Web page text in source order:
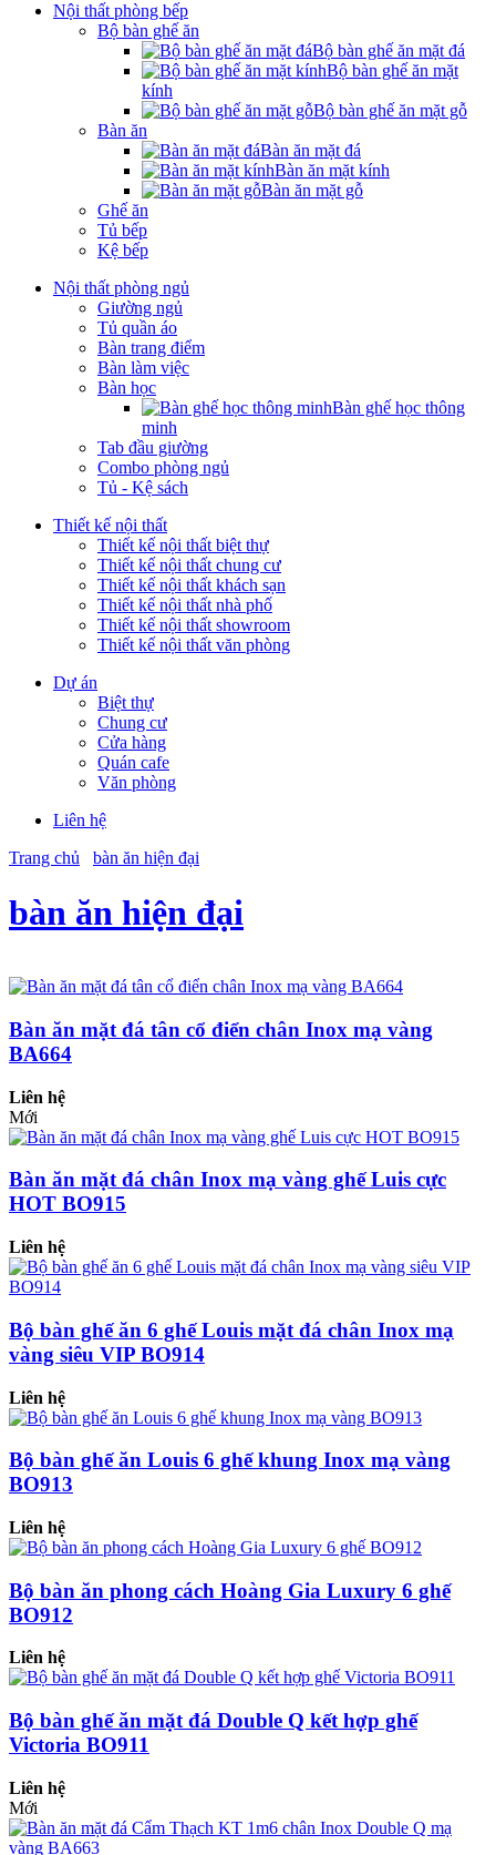
Nội thất phòng bếp
Bộ bàn ghế ăn
Bộ bàn ghế ăn mặt đá
Bộ bàn ghế ăn mặt
kính
Bộ bàn ghế ăn mặt gỗ
Bàn ăn
Bàn ăn mặt đá
Bàn ăn mặt kính
Bàn ăn mặt gỗ
Ghế ăn
Tủ bếp
Kệ bếp
Nội thất phòng ngủ
Giường ngủ
Tủ quần áo
Bàn trang điểm
Bàn làm việc
Bàn học
Bàn ghế học thông
minh
Tab đầu giường
Combo phòng ngủ
Tủ - Kệ sách
Thiết kế nội thất
Thiết kế nội thất biệt thự
Thiết kế nội thất chung cư
Thiết kế nội thất khách sạn
Thiết kế nội thất nhà phố
Thiết kế nội thất showroom
Thiết kế nội thất văn phòng
Dự án
Biệt thự
Chung cư
Cửa hàng
Quán cafe
Văn phòng
Liên hệ
Trang chủ
bàn ăn hiện đại
bàn ăn hiện đại
Bàn ăn mặt đá tân cổ điển chân Inox mạ vàng
BA664
Liên hệ
Mới
Bàn ăn mặt đá chân Inox mạ vàng ghế Luis cực
HOT BO915
Liên hệ
Bộ bàn ghế ăn 6 ghế Louis mặt đá chân Inox mạ
vàng siêu VIP BO914
Liên hệ
Bộ bàn ghế ăn Louis 6 ghế khung Inox mạ vàng
BO913
Liên hệ
Bộ bàn ăn phong cách Hoàng Gia Luxury 6 ghế
BO912
Liên hệ
Bộ bàn ghế ăn mặt đá Double Q kết hợp ghế
Victoria BO911
Liên hệ
Mới